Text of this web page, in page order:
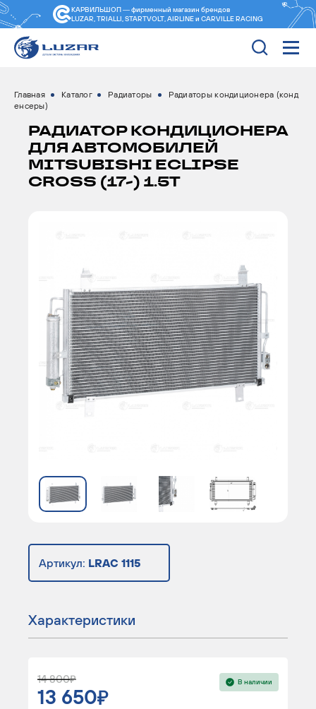
КАРВИЛЬШОП — фирменный магазин брендов
LUZAR, TRIALLI, STARTVOLT, AIRLINE и CARVILLE RACING
Главная Каталог Радиаторы
Радиаторы кондиционера (конд
енсеры)
РАДИАТОР КОНДИЦИОНЕРА
ДЛЯ АВТОМОБИЛЕЙ
MITSUBISHI ECLIPSE
CROSS (17-) 1.5T
Артикул: LRAC 1115
Характеристики
14 800
13 650
В наличии